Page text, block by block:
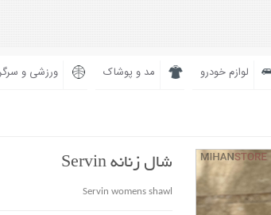
لوازم خودرو مد و پوشاک ورزشی و
شال زنانه Servin
Servin womens shawl